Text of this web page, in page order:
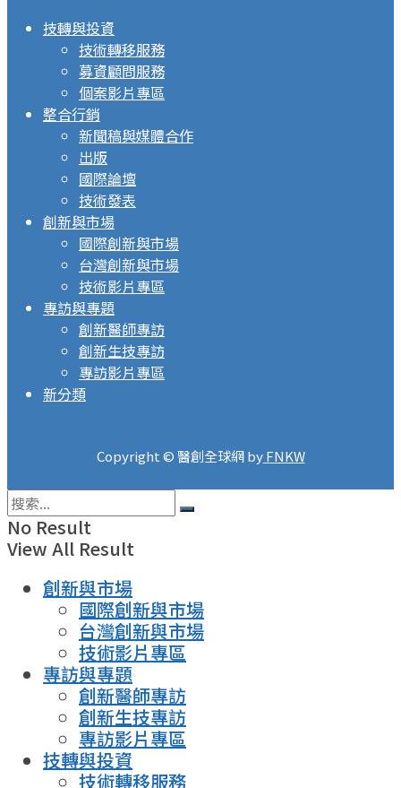
技轉與投資
技術轉移服務
募資顧問服務
個案影片專區
整合行銷
新聞稿與媒體合作
出版
國際論壇
技術發表
創新與市場
國際創新與市場
台灣創新與市場
技術影片專區
專訪與專題
創新醫師專訪
創新生技專訪
專訪影片專區
新分類
Copyright © 醫創全球網 byFNKW
No Result
View All Result
創新與市場
國際創新與市場
台灣創新與市場
技術影片專區
專訪與專題
創新醫師專訪
創新生技專訪
專訪影片專區
技轉與投資
技術轉移服務